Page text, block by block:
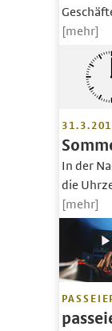
[mehr]
In der
die
[mehr]